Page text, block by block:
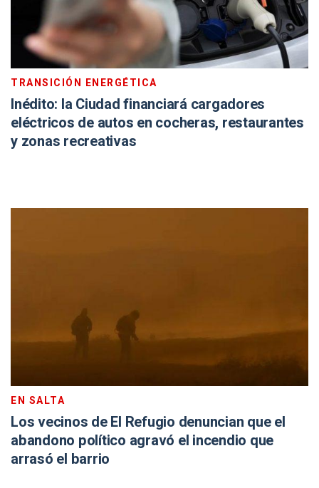
TRANSICIÓN ENERGÉTICA
Inédito: la Ciudad financiará cargadores
eléctricos de autos en cocheras, restaurantes
y zonas recreativas
EN SALTA
Los vecinos de El Refugio denuncian que el
abandono político agravó el incendio que
arrasó el barrio